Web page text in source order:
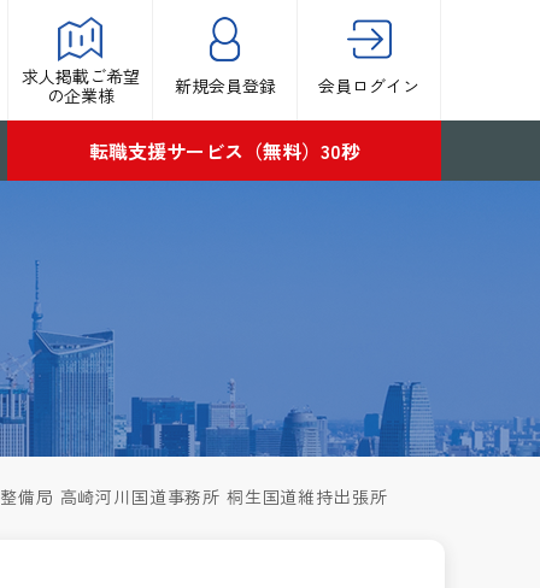
求人掲載ご希望
の企業様
新規会員登録 会員ログイン
転職支援サービス（無料）30秒
備局 高崎河川国道事務所 桐生国道維持出張所